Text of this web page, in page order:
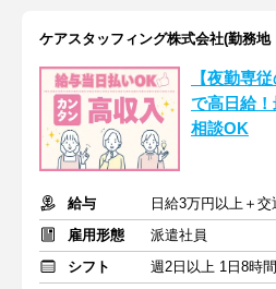
ケアスタッフィング株式会社(勤務地
【夜勤専
で高日給
相談OK
給与
日給3万円以上＋
雇用形態
派遣社員
シフト
週2日以上 1日8時